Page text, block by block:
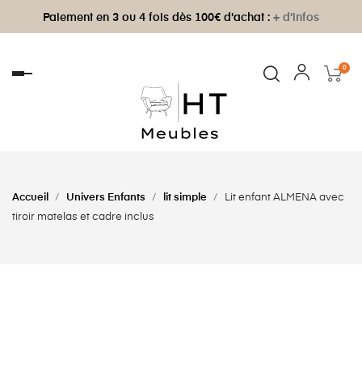
Paiement en 3 ou 4 fois dès 100€ d'achat : + d'infos
Basculer
0
Accueil Univers Enfants lit simple
Lit enfant ALMENA avec
tiroir matelas et cadre inclus